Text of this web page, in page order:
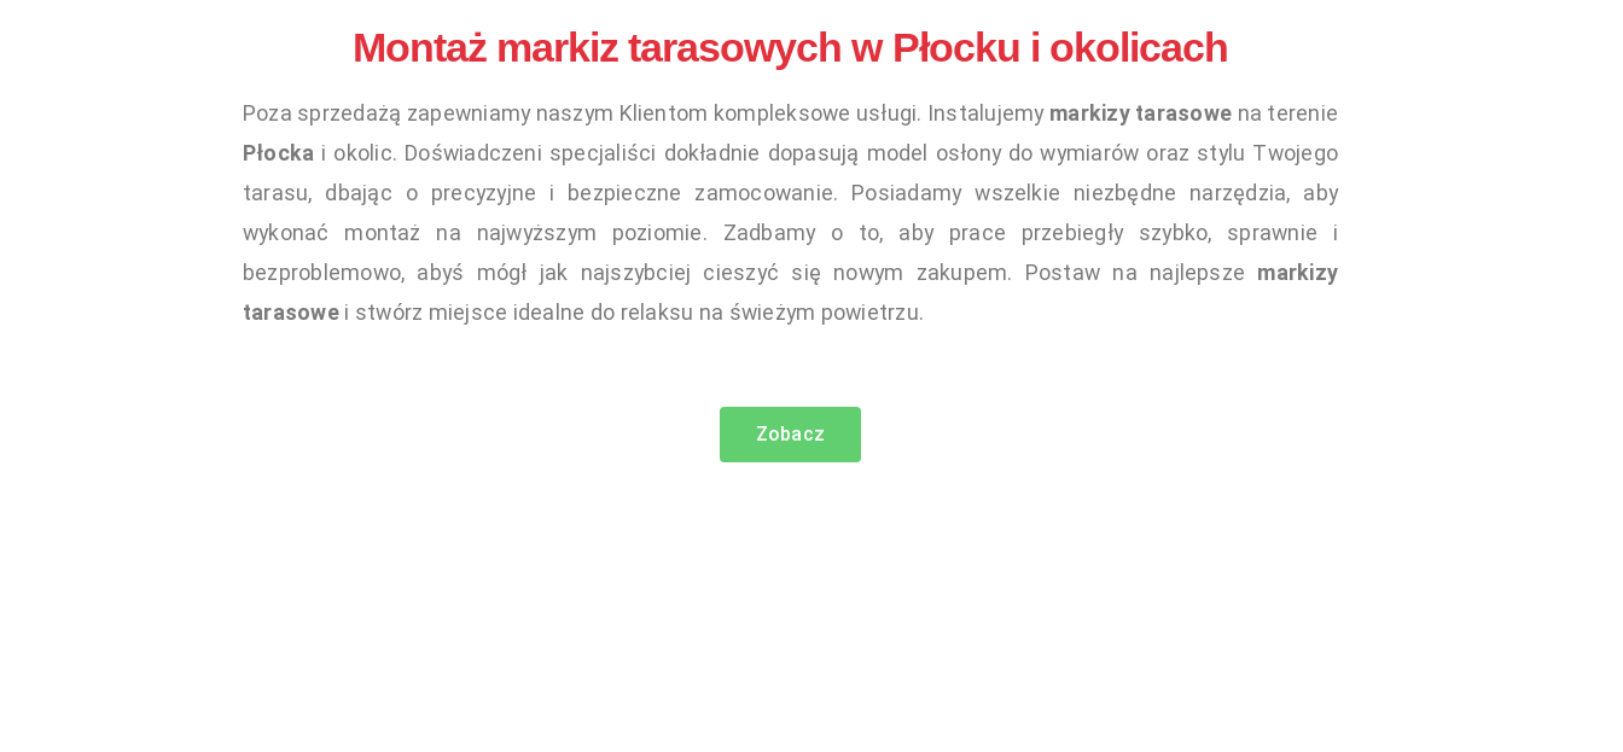
Montaż markiz tarasowych w Płocku i okolicach
Poza sprzedażą zapewniamy naszym Klientom kompleksowe usługi. Instalujemy markizy tarasowe na terenie
Płocka i okolic. Doświadczeni specjaliści dokładnie dopasują model osłony do wymiarów oraz stylu Twojego
tarasu, dbając o precyzyjne i bezpieczne zamocowanie. Posiadamy wszelkie niezbędne narzędzia, aby
wykonać montaż na najwyższym poziomie. Zadbamy o to, aby prace przebiegły szybko, sprawnie i
bezproblemowo, abyś mógł jak najszybciej cieszyć się nowym zakupem. Postaw na najlepsze markizy
tarasowei stwórz miejsce idealne do relaksu na świeżym powietrzu.
Zobacz